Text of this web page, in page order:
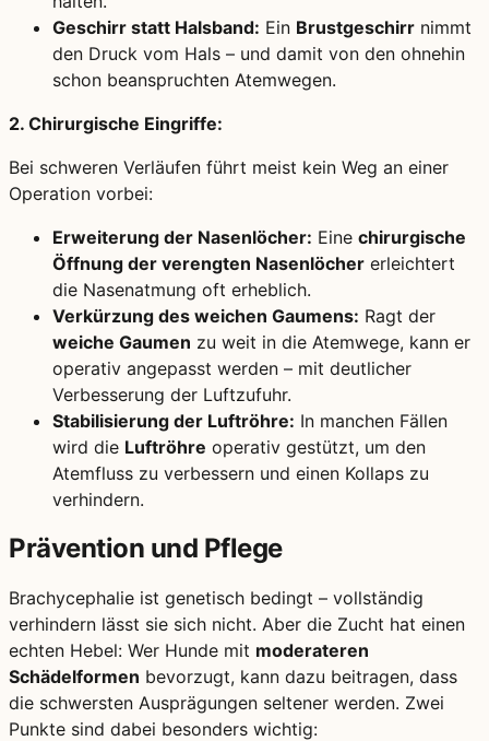
Geschirr statt Halsband: Ein Brustgeschirr nimmt
den Druck vom Hals – und damit von den ohnehin
schon beanspruchten Atemwegen.
2. Chirurgische Eingriffe:
Bei schweren Verläufen führt meist kein Weg an einer
Operation vorbei:
Erweiterung der Nasenlöcher: Eine chirurgische
Öffnung der verengten Nasenlöcher erleichtert
die Nasenatmung oft erheblich.
Verkürzung des weichen Gaumens: Ragt der
weiche Gaumen zu weit in die Atemwege, kann er
operativ angepasst werden – mit deutlicher
Verbesserung der Luftzufuhr.
Stabilisierung der Luftröhre: In manchen Fällen
wird die Luftröhre operativ gestützt, um den
Atemfluss zu verbessern und einen Kollaps zu
verhindern.
Prävention und Pflege
Brachycephalie ist genetisch bedingt – vollständig
verhindern lässt sie sich nicht. Aber die Zucht hat einen
echten Hebel: Wer Hunde mit moderateren
Schädelformen bevorzugt, kann dazu beitragen, dass
die schwersten Ausprägungen seltener werden. Zwei
Punkte sind dabei besonders wichtig: